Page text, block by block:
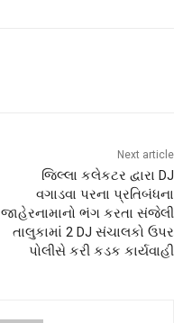
Next article
જિલ્લા કલેકટર દ્વારા DJ
વગાડવા પરના પ્રતિબંધના
જાહેરનામાનો ભંગ કરતા સંજેલી
તાલુકામાં 2 DJ સંચાલકો ઉપર
પોલીસે કરી કડક કાર્યવાહી